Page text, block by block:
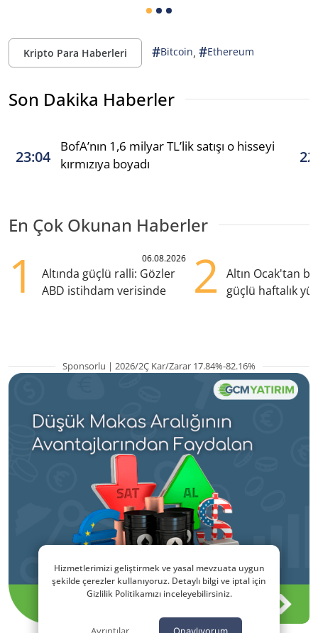
Kripto Para Haberleri #Bitcoin, #Ethereum
Son Dakika Haberler
23:04
BofA’nın 1,6 milyar TL’lik satışı o hisseyi
kırmızıya boyadı
En Çok Okunan Haberler
1 06.08.2026
Altında güçlü ralli: Gözler
ABD istihdam verisinde
2
Altın Ocak'tan
güçlü haftalık
Sponsorlu | 2026/2Ç Kar/Zarar 17.84%-82.16%
Hizmetlerimizi geliştirmek ve yasal mevzuata uygun
şekilde çerezler kullanıyoruz. Detaylı bilgi ve iptal için
Gizlilik Politikamızı inceleyebilirsiniz.